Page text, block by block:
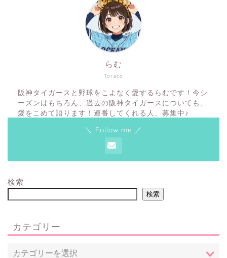
Toraco
らむ
阪神タイガースと野球をこよなく愛するらむです！今シ
ーズンはもちろん、過去の阪神タイガースについても、
愛をこめて語ります！連番してくれる人、募集中♪
＼ Follow me ／
検索
検索
カテゴリー